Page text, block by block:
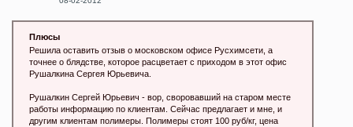
Плюсы
Решила оставить отзыв о московском офисе Русхимсети, а
точнее о блядстве, которое расцветает с приходом в этот офис
Рушалкина Сергея Юрьевича.
Рушалкин Сергей Юрьевич - вор, своровавший на старом месте
работы информацию по клиентам. Сейчас предлагает и мне, и
другим клиентам полимеры. Полимеры стоят 100 руб/кг, цена